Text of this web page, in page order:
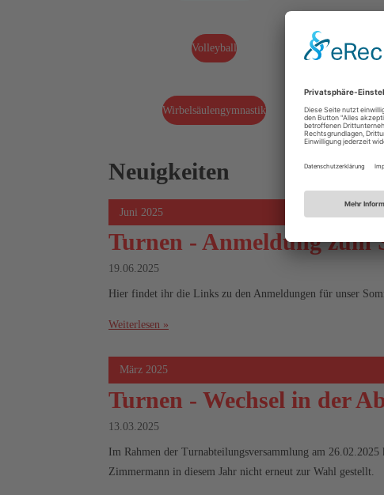
Volleyball
Wirbelsäulengymnastik
Neuigkeiten
Juni 2025
Turnen - Anmeldung zum
19.06.2025
Hier findet ihr die Links zu den Anmeldungen für unser
Weiterlesen »
März 2025
Turnen - Wechsel in der
13.03.2025
Im Rahmen der Turnabteilungsversammlung am
Zimmermann in diesem Jahr nicht erneut zur Wahl gestellt.